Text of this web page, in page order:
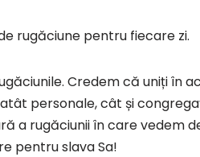
rugăciune pentru fiecare zi.
Credem că uniți în
personale, cât și
a rugăciunii în care vedem
pentru slava Sa!